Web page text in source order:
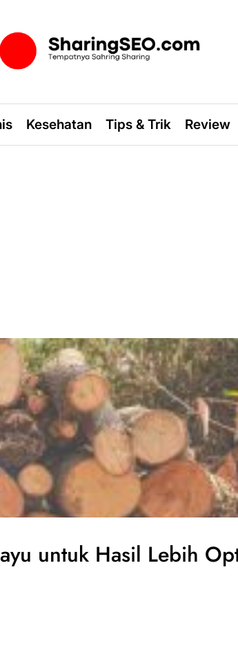
Kesehatan Tips & Trik Review
untuk Hasil Lebih